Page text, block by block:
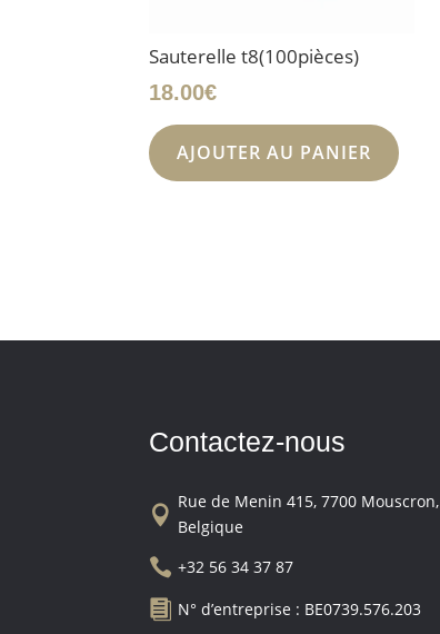
Sauterelle t8(100pièces)
18.00€
AJOUTER AU PANIER
Contactez-nous

Rue de Menin 415, 7700 Mouscron,
Belgique
 +32 56 34 37 87
 N° d’entreprise : BE0739.576.203